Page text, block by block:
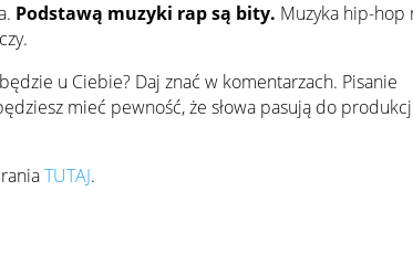
Podstawą muzyki rap są bity. Muzyka hip-hop
u Ciebie? Daj znać w komentarzach. Pisanie
mieć pewność, że słowa pasują do
TUTAJ.